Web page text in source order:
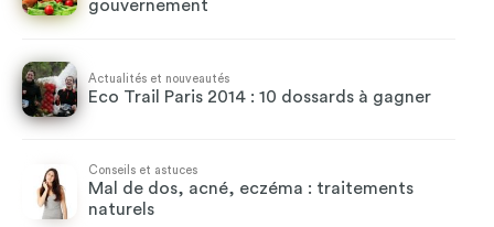
gouvernement
Actualités et nouveautés
Eco Trail Paris 2014 : 10 dossards à gagner
Conseils et astuces
Mal de dos, acné, eczéma : traitements
naturels